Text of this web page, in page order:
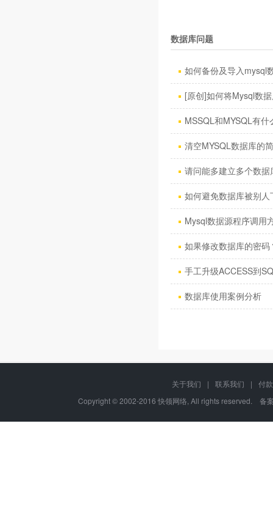
数据库问题
如何备份及导入mysql
[原创]如何将Mysql数
MSSQL和MYSQL有什
清空MYSQL数据库的
请问能多建立多个数据
如何避免数据库被别人
Mysql数据源程序调用
如果修改数据库的密码
手工升级ACCESS到
数据库使用案例分析
关于我们 | 联系我们 |
付
Copyright © 2002-2016 快领网络, All rights reserved. 备